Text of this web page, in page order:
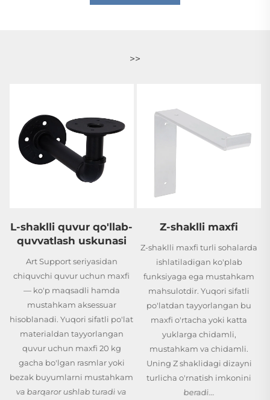
>>
Z-shaklli maxfi
Z-shaklli maxfi turli sohalarda
ishlatiladigan ko'plab
funksiyaga ega mustahkam
mahsulotdir. Yuqori sifatli
po'latdan tayyorlangan bu
maxfi o'rtacha yoki katta
yuklarga chidamli,
mustahkam va chidamli.
Uning Z shaklidagi dizayni
turlicha o'rnatish imkonini
beradi...
Kvadrat buk yog'och
lamellar uchun
kronshteyn
buk yog'ochidan tayyorlangan,
kg gacha bo'lgan og'irlikdagi
qo'llab-quvvatlash uchun
mustahkam asos yaratadi.
Kvadrat buk yog'och lamellar
uchun kronshteyn...dir